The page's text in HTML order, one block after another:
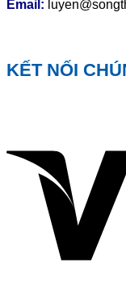
Email:
KẾT NỐI